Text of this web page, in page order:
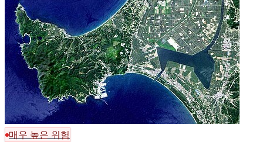
매우 높은 위험